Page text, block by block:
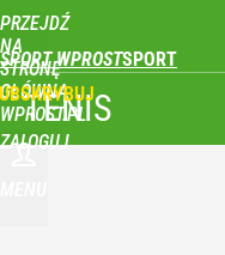
PRZEJDŹ
NA
STRONĘ
GŁÓWNĄ
WPROST.PL
SPORT WPROST
ZALOGUJ
TENIS